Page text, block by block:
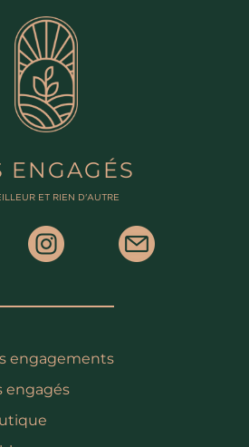
ENGAGÉS
ET RIEN D'AUTRE
engagements
engagés